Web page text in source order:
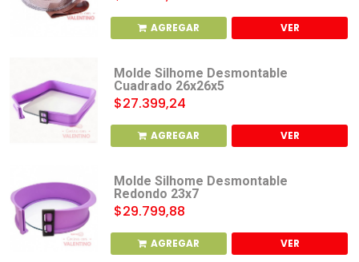
AGREGAR VER
Molde Silhome Desmontable
Cuadrado 26x26x5
$27.399,24
AGREGAR VER
Molde Silhome Desmontable
Redondo 23x7
$29.799,88
AGREGAR VER